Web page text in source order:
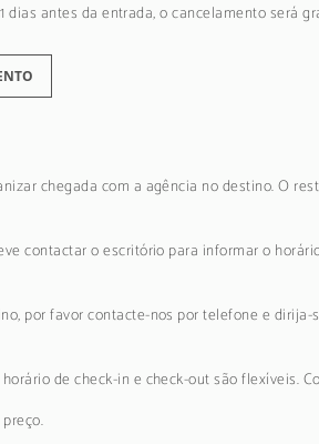
dias antes da entrada, o cancelamento será
chegada com a agência no destino. O
contactar o escritório para informar o
por favor contacte-nos por telefone e
de check-in e check-out são flexíveis.